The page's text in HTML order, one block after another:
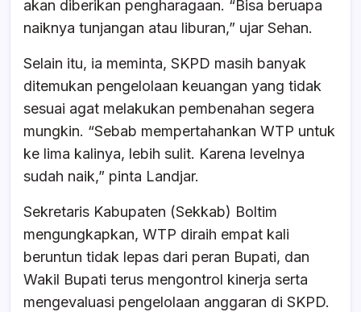
akan diberikan pengharagaan. “Bisa beruapa
naiknya tunjangan atau liburan,” ujar Sehan.
Selain itu, ia meminta, SKPD masih banyak
ditemukan pengelolaan keuangan yang tidak
sesuai agat melakukan pembenahan segera
mungkin. “Sebab mempertahankan WTP untuk
ke lima kalinya, lebih sulit. Karena levelnya
sudah naik,” pinta Landjar.
Sekretaris Kabupaten (Sekkab) Boltim
mengungkapkan, WTP diraih empat kali
beruntun tidak lepas dari peran Bupati, dan
Wakil Bupati terus mengontrol kinerja serta
mengevaluasi pengelolaan anggaran di SKPD.